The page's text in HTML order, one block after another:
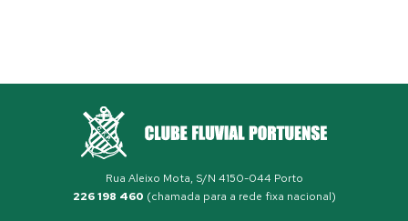
Rua Aleixo Mota, S/N 4150-044 Porto
226 198 460 (chamada para a rede fixa nacional)